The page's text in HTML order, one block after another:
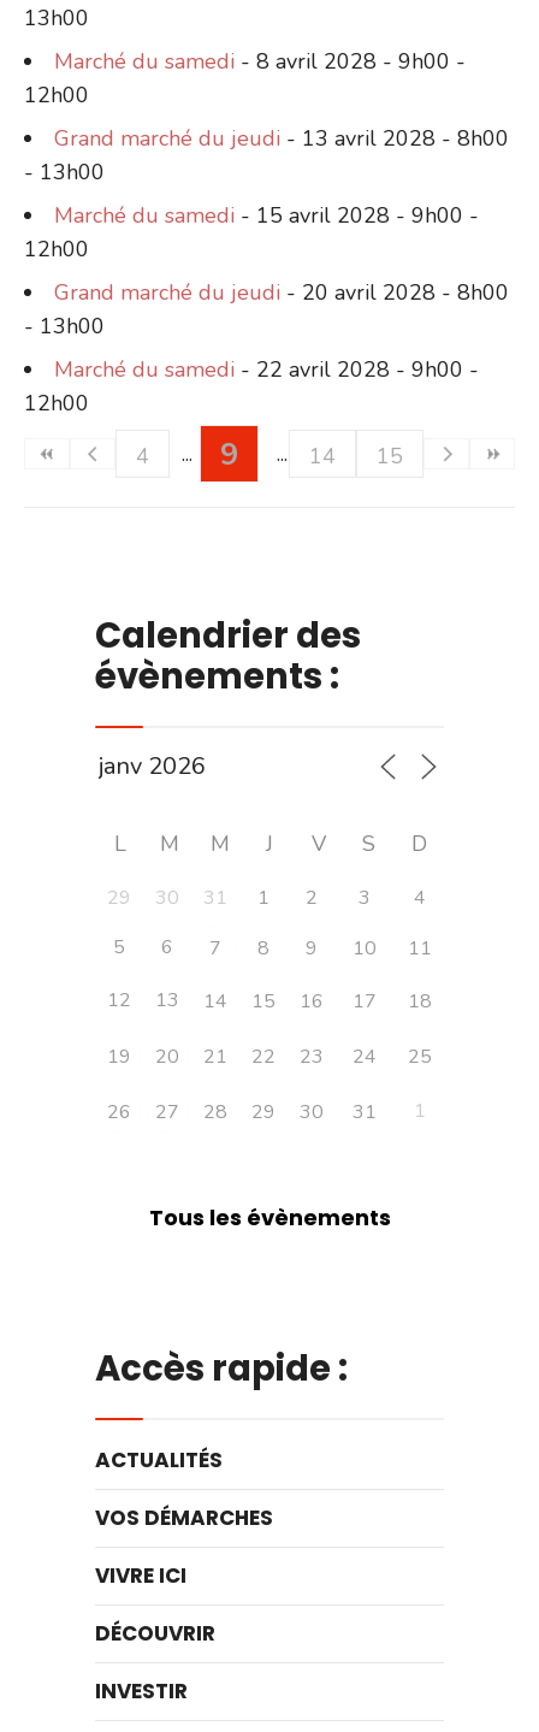
13h00
Marché du samedi - 8 avril 2028 - 9h00 -
12h00
Grand marché du jeudi - 13 avril 2028 - 8h00
- 13h00
Marché du samedi - 15 avril 2028 - 9h00 -
12h00
Grand marché du jeudi - 20 avril 2028 - 8h00
- 13h00
Marché du samedi - 22 avril 2028 - 9h00 -
12h00
4
9 14 15
Calendrier des
évènements :
L M M J V S D
29 30 31 1 2 3
4
5
6 7 8 9 10
11
12
13 14 15 16 17 18
19 20 21 22 23 24 25
26 27 28 29 30 31 1
Tous les évènements
Accès rapide :
ACTUALITÉS
VOS DÉMARCHES
VIVRE ICI
DÉCOUVRIR
INVESTIR